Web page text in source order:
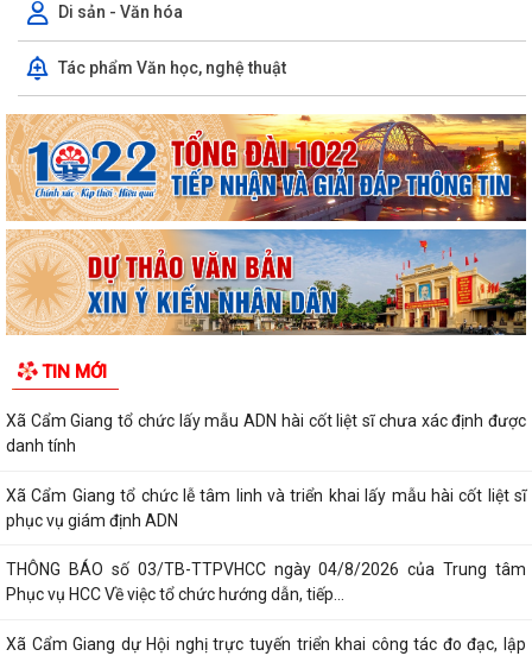
Di sản - Văn hóa
Tác phẩm Văn học, nghệ thuật
TIN MỚI
Xã Cẩm Giang tổ chức lấy mẫu ADN hài cốt liệt sĩ chưa xác định được
danh tính
Xã Cẩm Giang tổ chức lễ tâm linh và triển khai lấy mẫu hài cốt liệt sĩ
phục vụ giám định ADN
THÔNG BÁO số 03/TB-TTPVHCC ngày 04/8/2026 của Trung tâm
Phục vụ HCC Về việc tổ chức hướng dẫn, tiếp...
Xã Cẩm Giang dự Hội nghị trực tuyến triển khai công tác đo đạc, lập